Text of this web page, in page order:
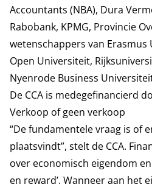
Accountants (NBA), Dura
Rabobank, KPMG, Provincie
wetenschappers van
Open Universiteit,
Nyenrode Business
De CCA is medegefinancierd
Verkoop of geen verkoop
“De fundamentele vraag is of
plaatsvindt”, stelt de CCA.
over economisch eigendom
en reward’. Wanneer aan het